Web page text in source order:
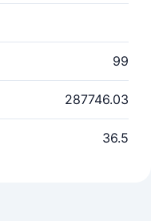
99
287746.03
36.5